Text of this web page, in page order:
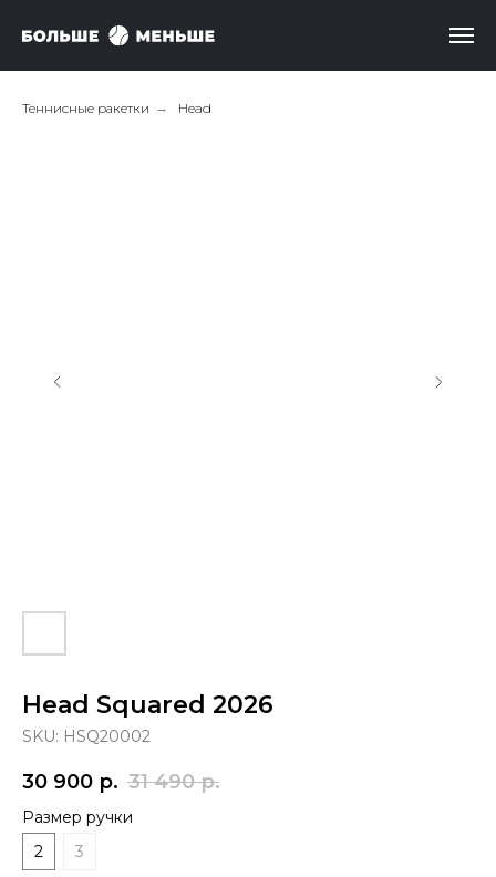
Теннисные ракетки → Head
Head Squared 2026
SKU: HSQ20002
30 900 р. 31 490 р.
Размер ручки
2
3